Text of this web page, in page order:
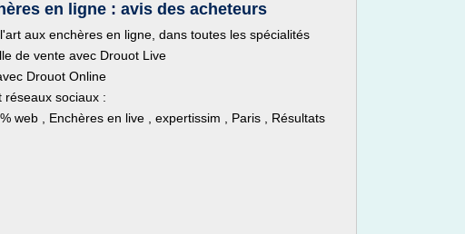
en ligne : avis des acheteurs
aux enchères en ligne, dans toutes les spécialités
de vente avec Drouot Live
Drouot Online
réseaux sociaux :
web , Enchères en live , expertissim , Paris , Résultats